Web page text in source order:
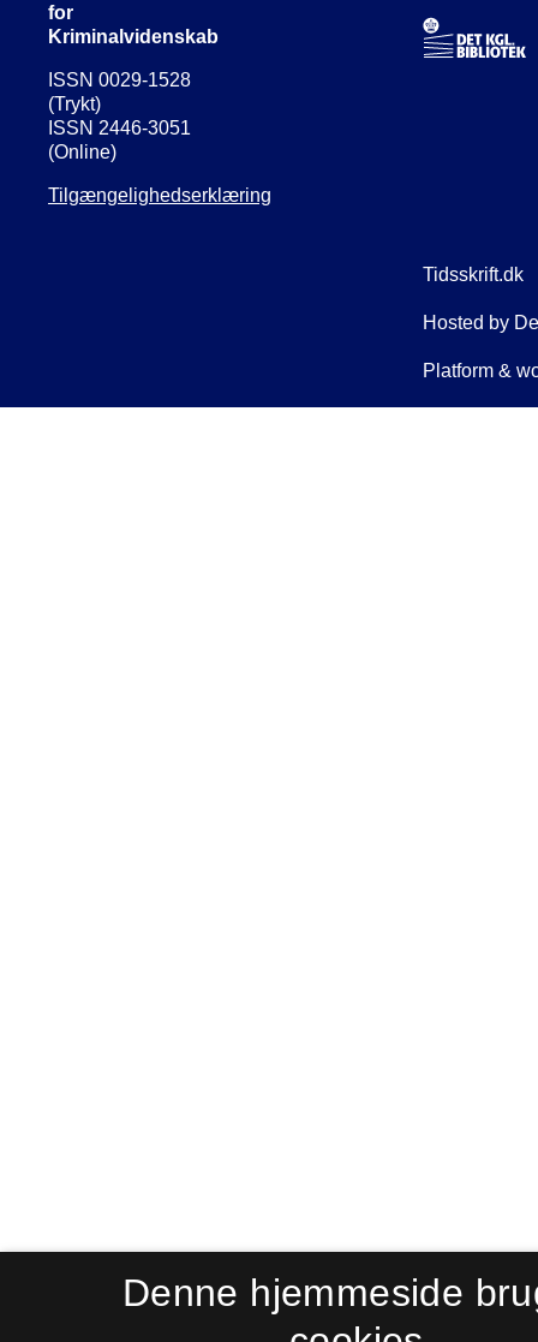
for
Kriminalvidenskab
ISSN 0029-1528
(Trykt)
ISSN 2446-3051
(Online)
Tilgængelighedserklæring
Denne hjemmeside